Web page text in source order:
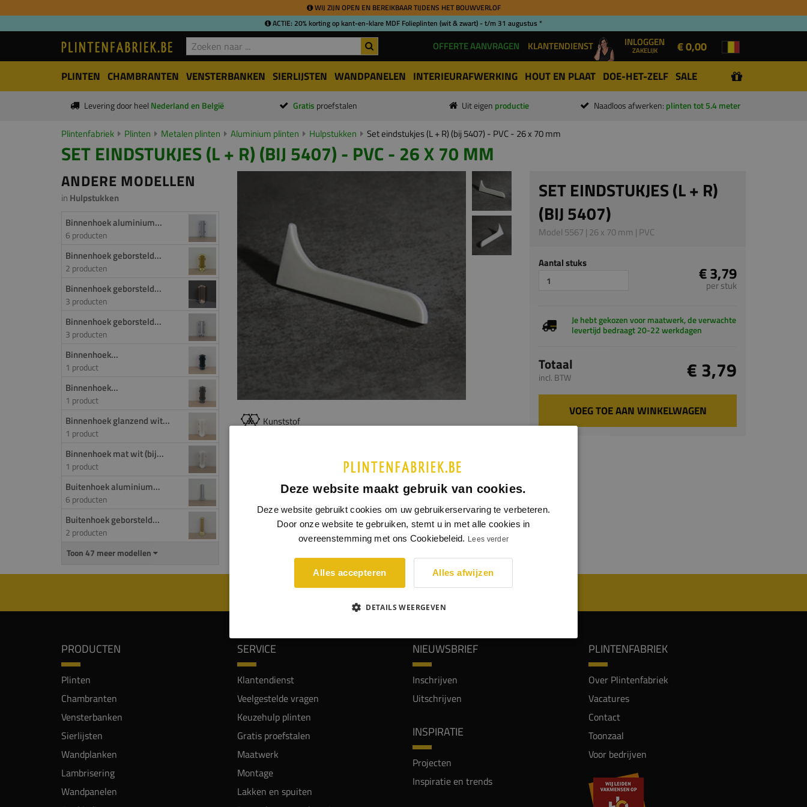
WIJ ZIJN OPEN EN BEREIKBAAR TIJDENS HET BOUWVERLOF
ACTIE: 20% korting op kant-en-klare MDF Folieplinten (wit & zwart) - t/m 31 augustus *
OFFERTE AANVRAGEN KLANTENDIENST INLOGGEN
ZAKELIJK € 0,00
PLINTEN CHAMBRANTEN VENSTERBANKEN SIERLIJSTEN WANDPANELEN INTERIEURAFWERKING HOUT EN PLAAT DOE-HET-ZELF SALE
Levering door heel Nederland en België Gratis proefstalen Uit eigen productie Naadloos afwerken: plinten tot 5.4 meter
Plintenfabriek Plinten Metalen plinten Aluminium plinten Hulpstukken Set eindstukjes (L + R) (bij 5407) - PVC - 26 x 70 mm
SET EINDSTUKJES (L + R) (BIJ 5407) - PVC - 26 X 70 MM
ANDERE MODELLEN
in Hulpstukken
Binnenhoek aluminium...
6 producten
Binnenhoek geborsteld...
2 producten
Binnenhoek geborsteld...
3 producten
Binnenhoek geborsteld...
3 producten
Binnenhoek...
1 product
Binnenhoek...
1 product
Binnenhoek glanzend wit...
1 product
Binnenhoek mat wit (bij...
1 product
Buitenhoek aluminium...
6 producten
Buitenhoek geborsteld...
2 producten
Toon 47 meer modellen
Kunststof
Set eindstukjes (links en rechts)bij aluminium plint model 5407.
SET EINDSTUKJES (L + R)
(BIJ 5407)
Model 5567 | 26 x 70 mm | PVC
Aantal stuks € 3,79
per stuk
Je hebt gekozen voor maatwerk, de verwachte
levertijd bedraagt 20-22 werkdagen
Totaal
incl. BTW € 3,79
VOEG TOE AAN WINKELWAGEN
WIJ WORDEN BEOORDEELD MET EEN 8.8
PRODUCTEN
Plinten
Chambranten
Vensterbanken
Sierlijsten
Wandplanken
Lambrisering
Wandpanelen
SERVICE
Klantendienst
Veelgestelde vragen
Keuzehulp plinten
Gratis proefstalen
Maatwerk
Montage
Lakken en spuiten
NIEUWSBRIEF
Inschrijven
Uitschrijven
INSPIRATIE
Projecten
Inspiratie en trends
PLINTENFABRIEK
Over Plintenfabriek
Vacatures
Contact
Toonzaal
Voor bedrijven
Deze website maakt gebruik van cookies.
Deze website gebruikt cookies om uw gebruikerservaring te verbeteren.
Door onze website te gebruiken, stemt u in met alle cookies in
overeenstemming met ons Cookiebeleid. Lees verder
Alles accepteren Alles afwijzen
DETAILS WEERGEVEN